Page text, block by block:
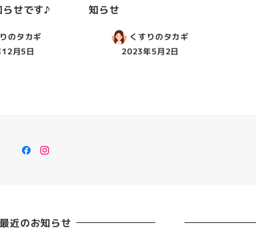
せです♪
のタカギ
月5日
知らせ
くすりのタカギ
2023年5月2日
Facebook
Instagram
最近のお知らせ